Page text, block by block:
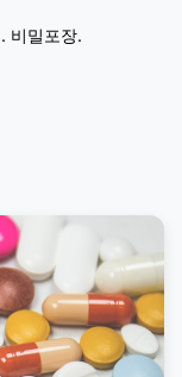
비밀포장.